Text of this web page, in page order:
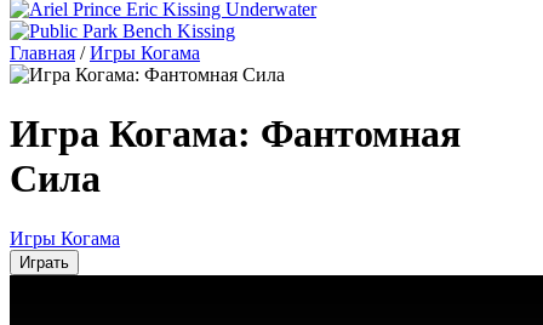
Главная / Игры Когама
Игра Когама: Фантомная
Сила
Игры Когама
Играть